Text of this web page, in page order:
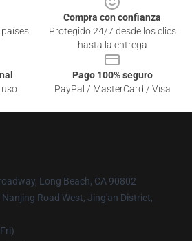
Compra con confianza
Protegido 24/7 desde los clics
hasta la entrega
uso
Pago 100% seguro
PayPal / MasterCard / Visa
Long Beach, CA 90802
Nanjing Road West, Jing'an District,